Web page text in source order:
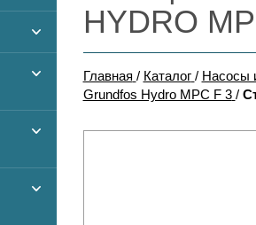
HYDRO
Главная / Каталог / Насосы
Grundfos Hydro MPC F 3 /